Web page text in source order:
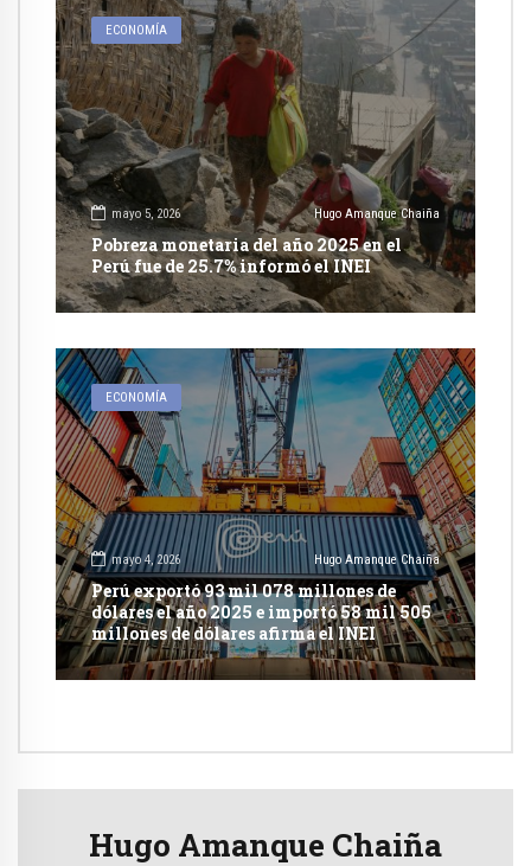
ECONOMÍA
mayo 5, 2026 Hugo Amanque Chaiña
Pobreza monetaria del año 2025 en el
Perú fue de 25.7% informó el INEI
ECONOMÍA
mayo 4, 2026 Hugo Amanque Chaiña
Perú exportó 93 mil 078 millones de
dólares el año 2025 e importó 58 mil 505
millones de dólares afirma el INEI
Hugo Amanque Chaiña